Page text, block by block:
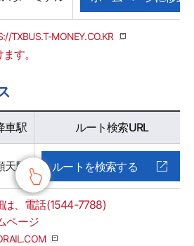
TXBUS.T-MONEY.CO.KR
す。
車駅 ルート検索URL
天駅 ルートを検索する
、電話(1544-7788)
ページ